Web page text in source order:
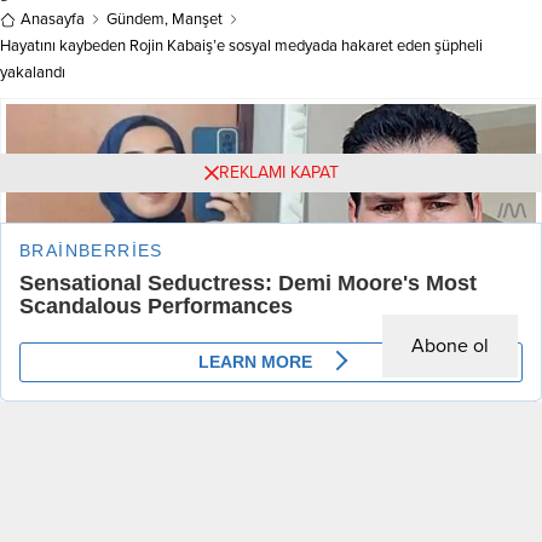
Anasayfa Gündem, Manşet
Hayatını kaybeden Rojin Kabaiş’e sosyal medyada hakaret eden şüpheli
yakalandı
REKLAMI KAPAT
Abone ol